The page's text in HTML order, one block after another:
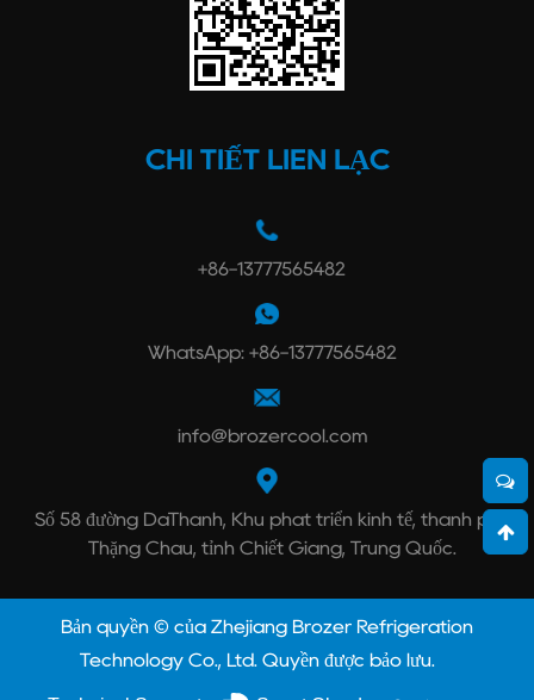
CHI TIẾT LIÊN LẠC
+86-13777565482
WhatsApp: +86-13777565482
info@brozercool.com
Số 58 đường DaThành, Khu phát triển kinh tế, thành phố
Thặng Châu, tỉnh Chiết Giang, Trung Quốc.
Bản quyền © của Zhejiang Brozer Refrigeration
Technology Co., Ltd. Quyền được bảo lưu.